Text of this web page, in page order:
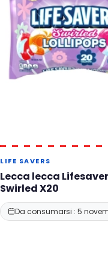
LIFE SAVERS
Lecca lecca
Swirled X20
Da consumarsi : 5